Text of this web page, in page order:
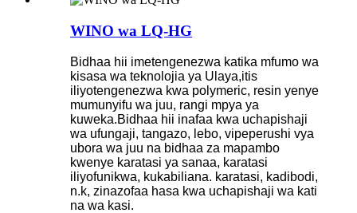
WINO wa LQ-HG
Bidhaa hii imetengenezwa katika mfumo wa
kisasa wa teknolojia ya Ulaya,itis
iliyotengenezwa kwa polymeric, resin yenye
mumunyifu wa juu, rangi mpya ya
kuweka.Bidhaa hii inafaa kwa uchapishaji
wa ufungaji, tangazo, lebo, vipeperushi vya
ubora wa juu na bidhaa za mapambo
kwenye karatasi ya sanaa, karatasi
iliyofunikwa, kukabiliana. karatasi, kadibodi,
n.k, zinazofaa hasa kwa uchapishaji wa kati
na wa kasi.